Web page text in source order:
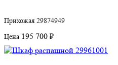
Прихожая 29874949
Цена 195 700 ₽